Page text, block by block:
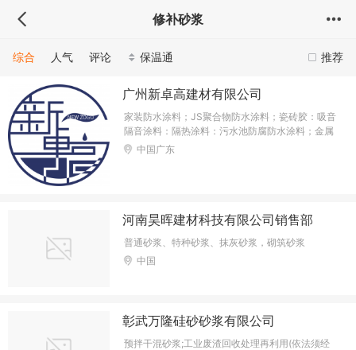
修补砂浆
推荐
综合 人气 评论 保温通
广州新卓高建材有限公司
家装防水涂料；JS聚合物防水涂料；瓷砖胶：吸音
隔音涂料：隔热涂料：污水池防腐防水涂料；金属
罐体防腐防水涂料等
中国广东
河南昊晖建材科技有限公司销售部
普通砂浆、特种砂浆、抹灰砂浆，砌筑砂浆
中国
彰武万隆硅砂砂浆有限公司
预拌干混砂浆;工业废渣回收处理再利用(依法须经